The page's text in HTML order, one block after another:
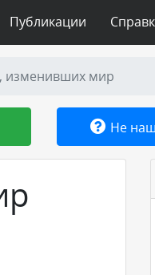
Публикации
изменивших мир
Не